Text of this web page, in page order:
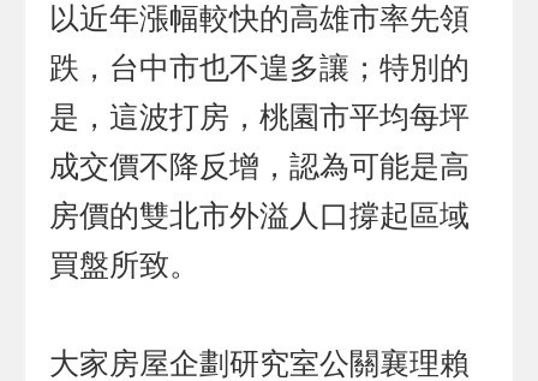
以近年漲幅較快的高雄市率先領
跌，台中市也不遑多讓；特別的
是，這波打房，桃園市平均每坪
成交價不降反增，認為可能是高
房價的雙北市外溢人口撐起區域
買盤所致。
大家房屋企劃研究室公關襄理賴